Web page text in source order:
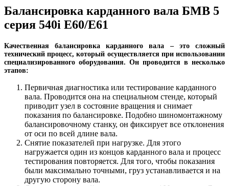
Балансировка карданного вала БМВ 5
серия 540i E60/E61
Качественная балансировка карданного вала – это сложный
технический процесс, который осуществляется при использовании
специализированного оборудования. Он проводится в несколько
этапов:
Первичная диагностика или тестирование карданного
вала. Проводится она на специальном стенде, который
приводит узел в состояние вращения и снимает
показания по балансировке. Подобно шиномонтажному
балансировочному станку, он фиксирует все отклонения
от оси по всей длине вала.
Снятие показателей при нагрузке. Для этого
нагружается один из концов карданного вала и процесс
тестирования повторяется. Для того, чтобы показания
были максимально точными, груз устанавливается и на
другую сторону вала.